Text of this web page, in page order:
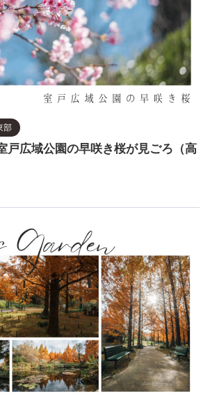
部
戸広域公園の早咲き桜が見ごろ（高